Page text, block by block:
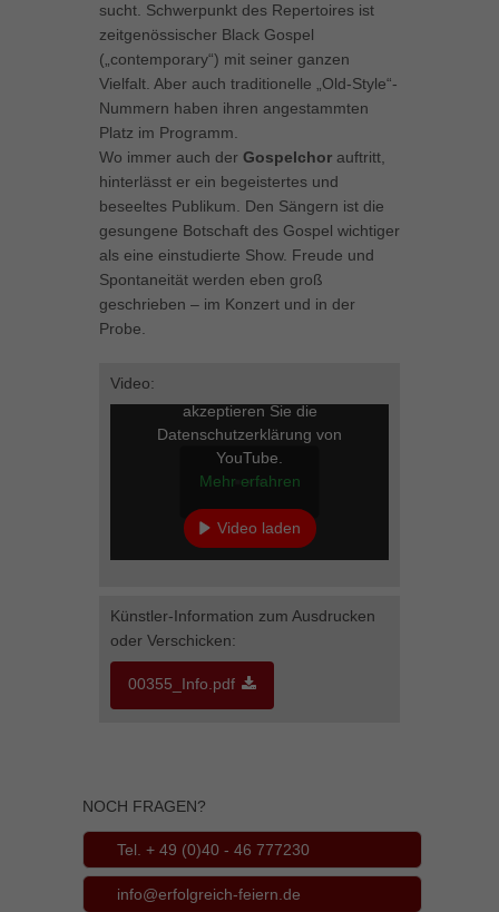
sucht. Schwerpunkt des Repertoires ist
zeitgenössischer Black Gospel
(„contemporary“) mit seiner ganzen
Vielfalt. Aber auch traditionelle „Old-Style“-
Nummern haben ihren angestammten
Platz im Programm.
Wo immer auch der Gospelchor auftritt,
hinterlässt er ein begeistertes und
beseeltes Publikum. Den Sängern ist die
gesungene Botschaft des Gospel wichtiger
als eine einstudierte Show. Freude und
Spontaneität werden eben groß
geschrieben – im Konzert und in der
Probe.
Video:
akzeptieren Sie die
Datenschutzerklärung von
YouTube.
Mehr erfahren
Video laden
Künstler-Information zum Ausdrucken
oder Verschicken:
00355_Info.pdf
NOCH FRAGEN?
Tel. + 49 (0)40 - 46 777230
info@erfolgreich-feiern.de
können Ihre Einwilligung zu ganzen Kategorien geben oder sich
weitere Informationen anzeigen lassen und so nur bestimmte
Cookies auswählen.
Alle akzeptieren Speichern
Zurück
Datenschutzeinstellungen
Essenziell (1)
Essenzielle Cookies ermöglichen grundlegende Funktionen und sind für
die einwandfreie Funktion der Website erforderlich.
Cookie-Informationen anzeigen
Marketing (1)
um personalisierte Werbung anzuzeigen. Sie tun dies, indem sie
Besucher über Websites hinweg verfolgen.
Cookie-Informationen anzeigen
Inhalte von Videoplattformen und Social-Media-Plattformen werden
standardmäßig blockiert. Wenn Cookies von externen Medien akzeptiert
werden, bedarf der Zugriff auf diese Inhalte keiner manuellen Einwilligung
Cookie-Informationen anzeigen
powered by Borlabs Cookie